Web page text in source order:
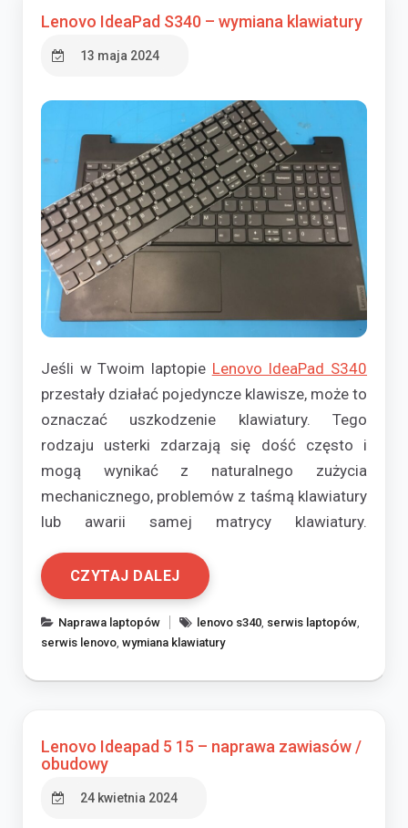
Lenovo IdeaPad S340 – wymiana klawiatury
13 maja 2024
Jeśli w Twoim laptopie Lenovo IdeaPad S340
przestały działać pojedyncze klawisze, może to
oznaczać uszkodzenie klawiatury. Tego
rodzaju usterki zdarzają się dość często i
mogą wynikać z naturalnego zużycia
mechanicznego, problemów z taśmą klawiatury
lub awarii samej matrycy klawiatury.
CZYTAJ DALEJ
Naprawa laptopów lenovo s340, serwis laptopów,
serwis lenovo, wymiana klawiatury
Lenovo Ideapad 5 15 – naprawa zawiasów /
obudowy
24 kwietnia 2024